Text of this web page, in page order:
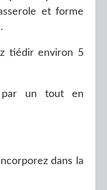
et forme
tiédir environ 5
par un tout en
dans la